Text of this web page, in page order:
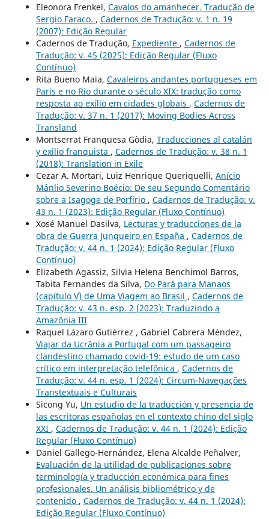
Eleonora Frenkel, Cavalos do amanhecer. Tradução de
Sergio Faraco. , Cadernos de Tradução: v. 1 n. 19
(2007): Edição Regular
Cadernos de Tradução, Expediente , Cadernos de
Tradução: v. 45 (2025): Edição Regular (Fluxo
Contínuo)
Rita Bueno Maia, Cavaleiros andantes portugueses em
Paris e no Rio durante o século XIX: tradução como
resposta ao exílio em cidades globais , Cadernos de
Tradução: v. 37 n. 1 (2017): Moving Bodies Across
Transland
Montserrat Franquesa Gòdia, Traducciones al catalán
y exilio franquista , Cadernos de Tradução: v. 38 n. 1
(2018): Translation in Exile
Cezar A. Mortari, Luiz Henrique Queriquelli, Anício
Mânlio Severino Boécio: De seu Segundo Comentário
sobre a Isagoge de Porfírio , Cadernos de Tradução: v.
43 n. 1 (2023): Edição Regular (Fluxo Contínuo)
Xosé Manuel Dasilva, Lecturas y traducciones de la
obra de Guerra Junqueiro en España , Cadernos de
Tradução: v. 44 n. 1 (2024): Edição Regular (Fluxo
Contínuo)
Elizabeth Agassiz, Silvia Helena Benchimol Barros,
Tabita Fernandes da Silva, Do Pará para Manaos
(capítulo V) de Uma Viagem ao Brasil , Cadernos de
Tradução: v. 43 n. esp. 2 (2023): Traduzindo a
Amazônia III
Raquel Lázaro Gutiérrez , Gabriel Cabrera Méndez,
Viajar da Ucrânia a Portugal com um passageiro
clandestino chamado covid-19: estudo de um caso
crítico em interpretação telefônica , Cadernos de
Tradução: v. 44 n. esp. 1 (2024): Circum-Navegações
Transtextuais e Culturais
Sicong Yu, Un estudio de la traducción y presencia de
las escritoras españolas en el contexto chino del siglo
XXI , Cadernos de Tradução: v. 44 n. 1 (2024): Edição
Regular (Fluxo Contínuo)
Daniel Gallego-Hernández, Elena Alcalde Peñalver,
Evaluación de la utilidad de publicaciones sobre
terminología y traducción económica para fines
profesionales. Un análisis bibliométrico y de
contenido , Cadernos de Tradução: v. 44 n. 1 (2024):
Edição Regular (Fluxo Contínuo)